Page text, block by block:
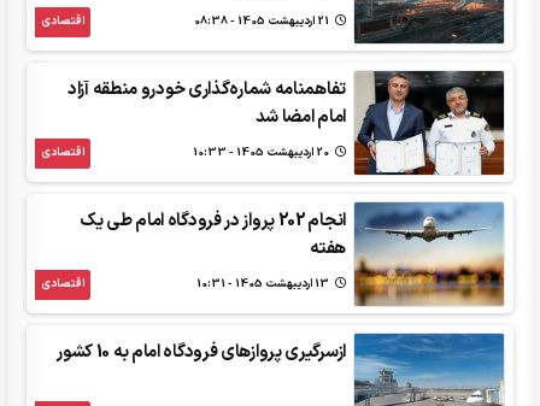
اقتصادی
تفاهمنامه شماره‌گذاری خودرو منطقه آزاد
امام امضا شد
اقتصادی
انجام 202 پرواز در فرودگاه امام طی یک
هفته
اقتصادی
ازسرگیری پروازهای فرودگاه امام به 10 کشور